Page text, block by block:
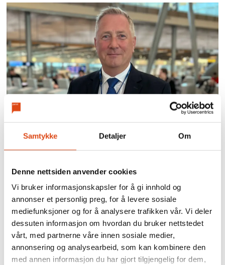
Samtykke Detaljer Om
Denne nettsiden anvender cookies
Vi bruker informasjonskapsler for å gi innhold og
annonser et personlig preg, for å levere sosiale
mediefunksjoner og for å analysere trafikken vår. Vi deler
dessuten informasjon om hvordan du bruker nettstedet
vårt, med partnerne våre innen sosiale medier,
annonsering og analysearbeid, som kan kombinere den
med annen informasjon du har gjort tilgjengelig for dem,
Enighet i SAS kabin –
streiken avverget